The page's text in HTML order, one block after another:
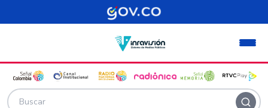
Pasar al contenido principal